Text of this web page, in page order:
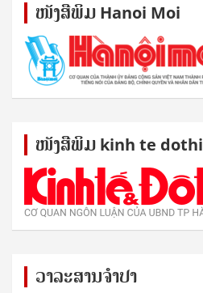
ໜັງ​ສື​ພິມ Hanoi Moi
ໜັງ​ສື​ພິມ kinh te dothi
ວາລະສານຈຳປາ